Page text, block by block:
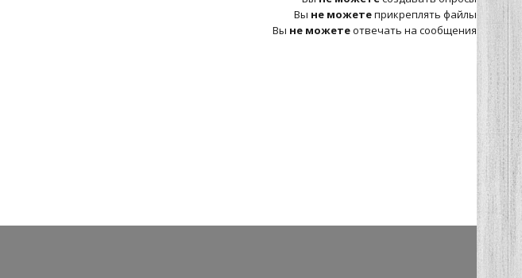
Вы не можетеприкреплять файлы
Вы не можетеотвечать на сообщения